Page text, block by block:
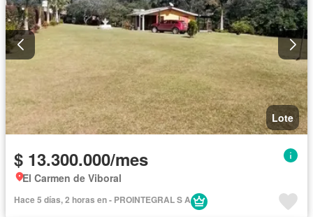
Lote
$ 13.300.000/mes
El Carmen de Viboral
Hace 5 días, 2 horas en - PROINTEGRAL S A